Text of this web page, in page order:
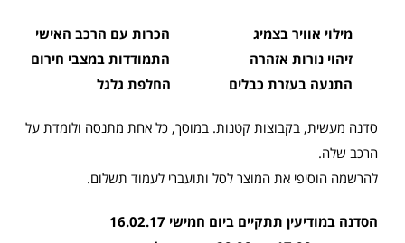
מילוי אוויר בצמיג הכרות עם הרכב האישי
זיהוי נורות אזהרה התמודדות במצבי חירום
התנעה בעזרת כבלים החלפת גלגל
סדנה מעשית, בקבוצות קטנות. במוסך, כל אחת מתנסה ולומדת על
הרכב שלה.
להרשמה הוסיפי את המוצר לסל ותועברי לעמוד תשלום.
הסדנה במודיעין תתקיים ביום חמישי 16.02.17